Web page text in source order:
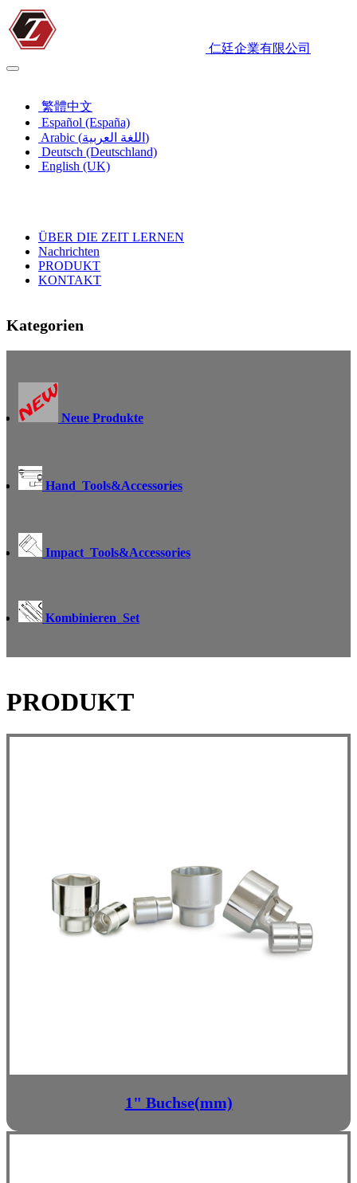
仁廷企業有限公司
繁體中文
Español (España)
Arabic (اللغة العربية)
Deutsch (Deutschland)
English (UK)
ÜBER DIE ZEIT LERNEN
Nachrichten
PRODUKT
KONTAKT
PRODUKT
1" Buchse(mm)
Kategorien
Neue Produkte
Hand_Tools&Accessories
Impact_Tools&Accessories
Kombinieren_Set